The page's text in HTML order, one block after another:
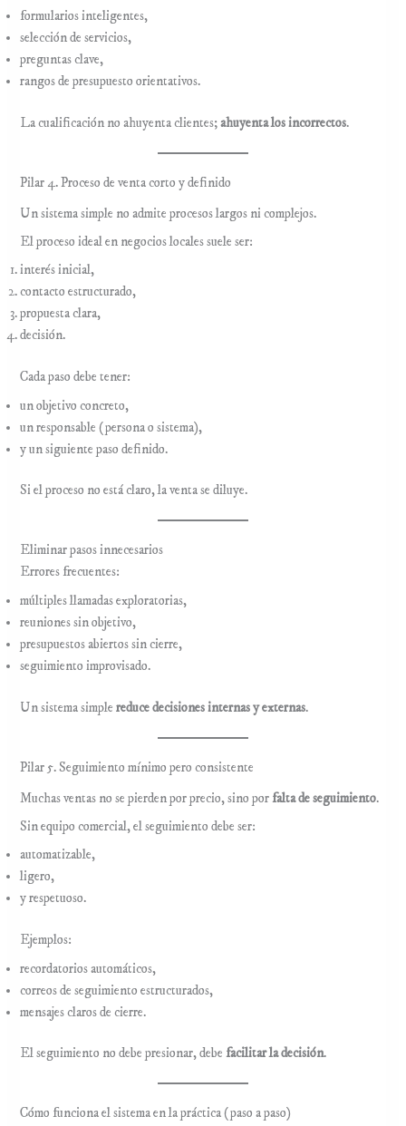
formularios inteligentes,
selección de servicios,
preguntas clave,
rangos de presupuesto orientativos.
La cualificación no ahuyenta clientes;ahuyenta los incorrectos.
Pilar 4. Proceso de venta corto y definido
Un sistema simple no admite procesos largos ni complejos.
El proceso ideal en negocios locales suele ser:
interés inicial,
contacto estructurado,
propuesta clara,
decisión.
Cada paso debe tener:
un objetivo concreto,
un responsable (persona o sistema),
y un siguiente paso definido.
Si el proceso no está claro, la venta se diluye.
Eliminar pasos innecesarios
Errores frecuentes:
múltiples llamadas exploratorias,
reuniones sin objetivo,
presupuestos abiertos sin cierre,
seguimiento improvisado.
Un sistema simplereduce decisiones internas y externas.
Pilar 5. Seguimiento mínimo pero consistente
Muchas ventas no se pierden por precio, sino porfalta de seguimiento.
Sin equipo comercial, el seguimiento debe ser:
automatizable,
ligero,
y respetuoso.
Ejemplos:
recordatorios automáticos,
correos de seguimiento estructurados,
mensajes claros de cierre.
El seguimiento no debe presionar, debefacilitar la decisión.
Cómo funciona el sistema en la práctica (paso a paso)